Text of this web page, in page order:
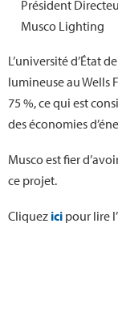
Président
Musco Lighting
L’université d’État
lumineuse au Wells
75 %, ce qui est
des économies
Musco est fier
ce projet.
Cliquez ici pour lire